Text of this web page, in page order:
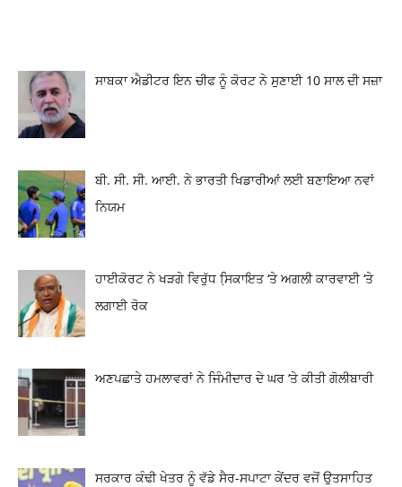
ਸਾਬਕਾ ਐਡੀਟਰ ਇਨ ਚੀਫ ਨੂੰ ਕੋਰਟ ਨੇ ਸੁਣਾਈ 10 ਸਾਲ ਦੀ ਸਜ਼ਾ
ਬੀ. ਸੀ. ਸੀ. ਆਈ. ਨੇ ਭਾਰਤੀ ਖਿਡਾਰੀਆਂ ਲਈ ਬਣਾਇਆ ਨਵਾਂ
ਨਿਯਮ
ਹਾਈਕੋਰਟ ਨੇ ਖੜਗੇ ਵਿਰੁੱਧ ਸਿ਼ਕਾਇਤ ‘ਤੇ ਅਗਲੀ ਕਾਰਵਾਈ ‘ਤੇ
ਲਗਾਈ ਰੋਕ
ਅਣਪਛਾਤੇ ਹਮਲਾਵਰਾਂ ਨੇ ਜਿੰਮੀਦਾਰ ਦੇ ਘਰ ‘ਤੇ ਕੀਤੀ ਗੋਲੀਬਾਰੀ
ਸਰਕਾਰ ਕੰਢੀ ਖੇਤਰ ਨੂੰ ਵੱਡੇ ਸੈਰ-ਸਪਾਟਾ ਕੇਂਦਰ ਵਜੋਂ ਉਤਸਾਹਿਤ